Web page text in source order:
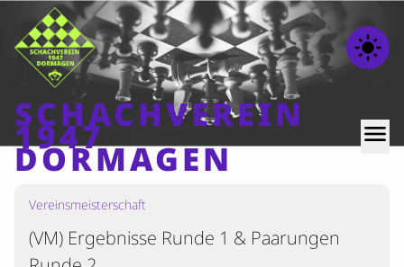
light_mode
SCHACHVEREIN
1947
DORMAGEN
menu
Home
Beiträge
Vereinsmeisterschaft
(VM) Ergebnisse Runde 1 & Paarungen